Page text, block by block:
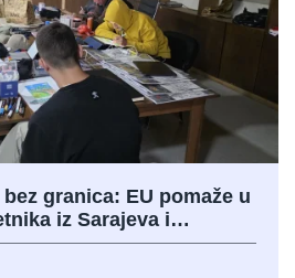
granica: EU pomaže u
iz Sarajeva i…